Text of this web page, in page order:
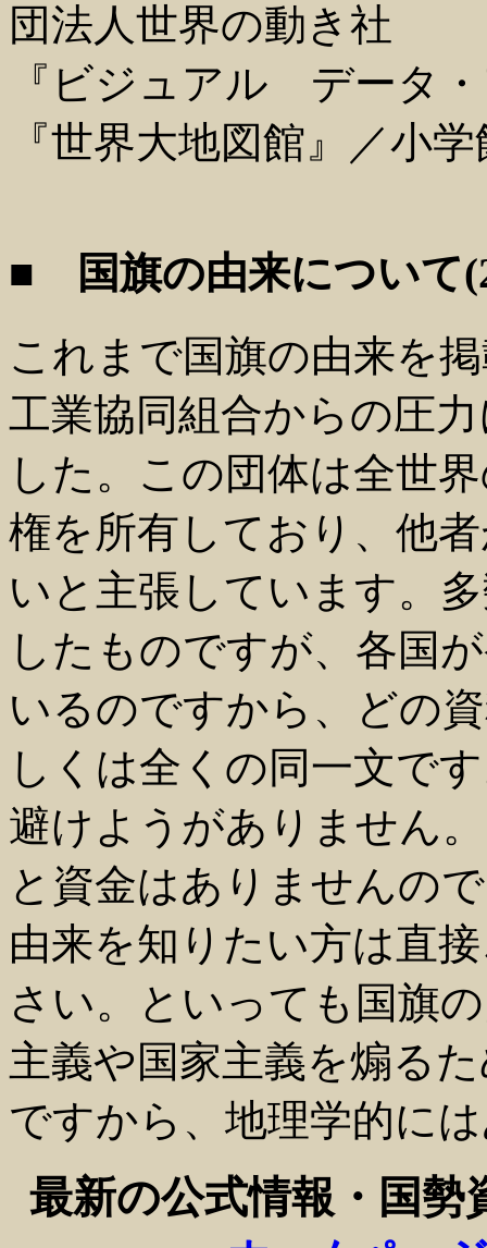
団法人世界の動き社
『ビジュアル データ
『世界大地図館』／小学
■ 国旗の由来について
これまで国旗の由来を
工業協同組合からの圧
した。この団体は全世
権を所有しており、他
いと主張しています。
したものですが、各国
いるのですから、どの
しくは全くの同一文で
避けようがありません
と資金はありませんの
由来を知りたい方は直
さい。といっても国旗
主義や国家主義を煽る
ですから、地理学的に
最新の公式情報・国